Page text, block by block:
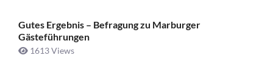
Gutes Ergebnis – Befragung zu Marburger
Gästeführungen
1613 Views